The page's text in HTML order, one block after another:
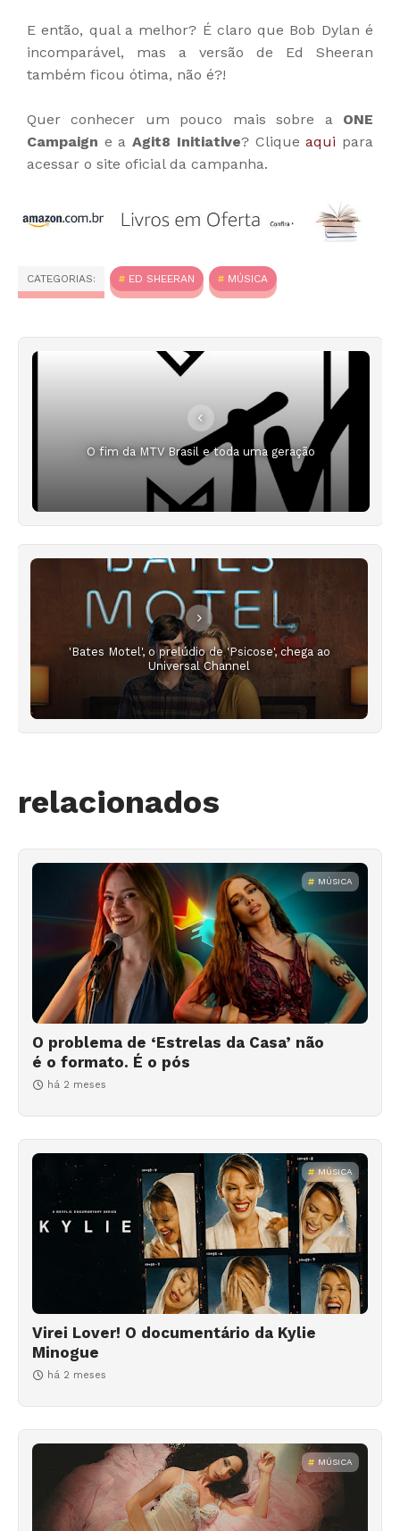
E então, qual a melhor? É claro que Bob Dylan é
incomparável, mas a versão de Ed Sheeran
também ficou ótima, não é?!
Quer conhecer um pouco mais sobre a ONE
Campaign e aAgit8 Initiative? Cliqueaqui para
acessar o site oficial da campanha.
CATEGORIAS: ED SHEERAN MÚSICA
O fim da MTV Brasil e toda uma geração
'Bates Motel', o prelúdio de 'Psicose', chega ao
Universal Channel
relacionados
MÚSICA
O problema de ‘Estrelas da Casa’ não
é o formato. É o pós
há 2 meses
MÚSICA
Virei Lover! O documentário da Kylie
Minogue
há 2 meses
MÚSICA